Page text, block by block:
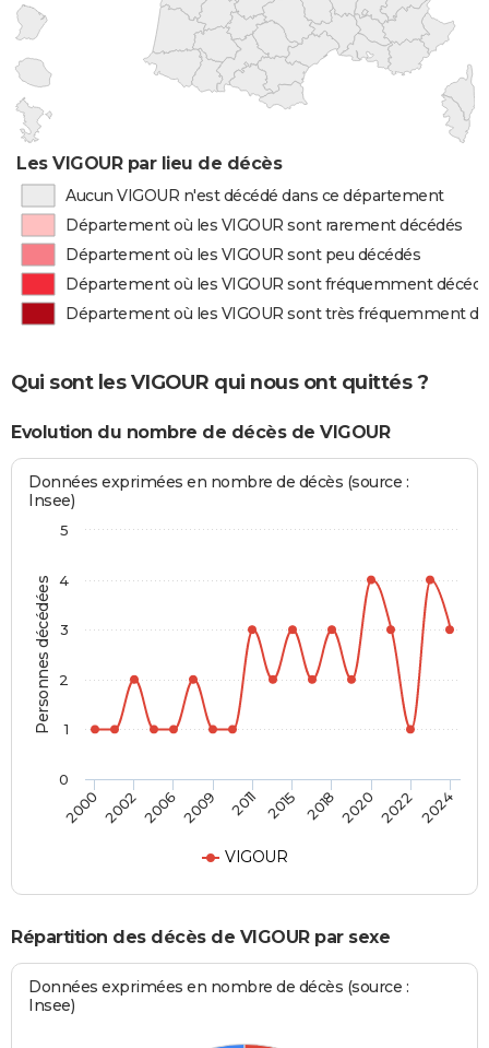
Les VIGOUR par lieu de décès
Aucun VIGOUR n'est décédé dans ce département
Département où les VIGOUR sont rarement décédés
Département où les VIGOUR sont peu décédés
Département où les VIGOUR sont fréquemment
Département où les VIGOUR sont très fréquemment
Qui sont les VIGOUR qui nous ont quittés ?
Evolution du nombre de décès de VIGOUR
Personnes décédées
Données exprimées en nombre de décès (source :
Insee)
VIGOUR
2000 200220062009 2011 2015 2018 2020 2022 2024
0
1
2
3
4
5
Répartition des décès de VIGOUR par sexe
Données exprimées en nombre de décès (source :
Insee)